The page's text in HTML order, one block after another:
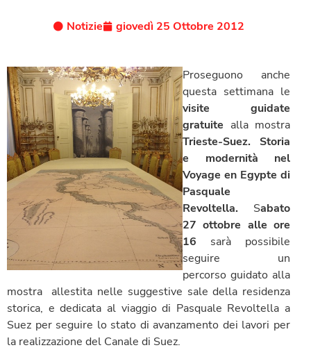
Notizie giovedì 25 Ottobre 2012
Proseguono anche
questa settimana le
visite guidate
gratuite alla mostra
Trieste-Suez. Storia
e modernità nel
Voyage en Egypte di
Pasquale
Revoltella. Sabato
27 ottobre alle ore
16 sarà possibile
seguire un
percorso guidato alla
mostra allestita nelle suggestive sale della residenza
storica, e dedicata al viaggio di Pasquale Revoltella a
Suez per seguire lo stato di avanzamento dei lavori per
la realizzazione del Canale di Suez.